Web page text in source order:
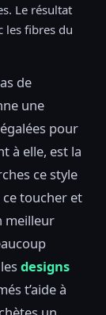
Le résultat
les fibres du
de
une
pour
à elle, est la
ce style
ce toucher et
meilleur
designs
t’aide à